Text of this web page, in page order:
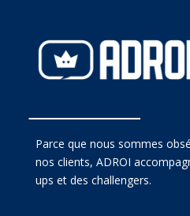
Parce que nous sommes
nos clients, ADROI
ups et des challengers.